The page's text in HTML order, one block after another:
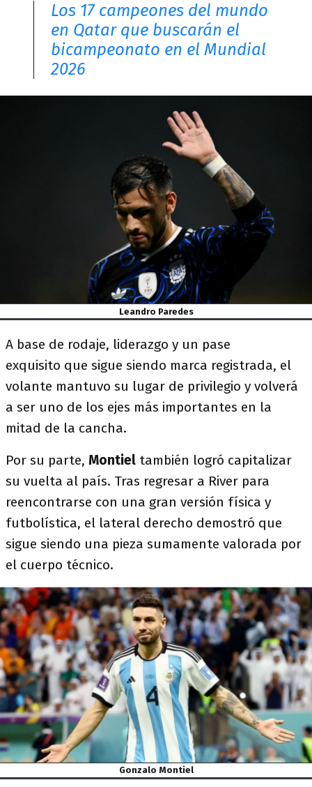
Los 17 campeones del mundo
en Qatar que buscarán el
bicampeonato en el Mundial
2026
Leandro Paredes
A base de rodaje, liderazgo y un pase
exquisito que sigue siendo marca registrada, el
volante mantuvo su lugar de privilegio y volverá
a ser uno de los ejes más importantes en la
mitad de la cancha.
Por su parte, Montiel también logró capitalizar
su vuelta al país. Tras regresar a River para
reencontrarse con una gran versión física y
futbolística, el lateral derecho demostró que
sigue siendo una pieza sumamente valorada por
el cuerpo técnico.
Gonzalo Montiel